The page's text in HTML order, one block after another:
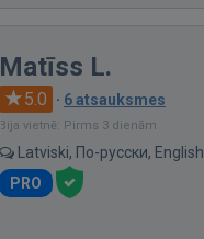
Matīss L.
5.0 · 6 atsauksmes
Bija vietnē: Pirms 3 dienām
Latviski, По-русски, English
PRO